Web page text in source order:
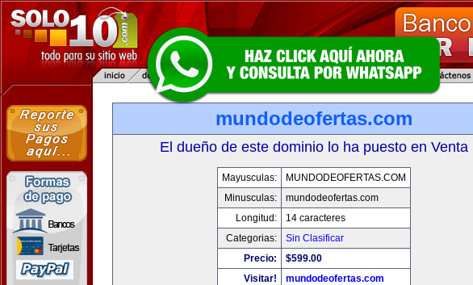
mundodeofertas.com
El dueño de este dominio lo ha puesto en Venta
Mayusculas:
MUNDODEOFERTAS.COM
Minusculas:
mundodeofertas.com
Longitud:
14 caracteres
Categorias:
Sin Clasificar
Precio:
$599.00
Visitar!
mundodeofertas.com